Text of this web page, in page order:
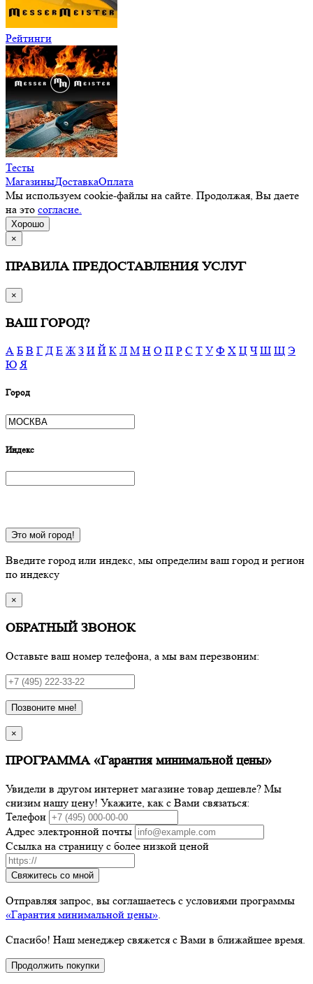
Рейтинги
Тесты
МагазиныДоставкаОплата
Мы используем cookie-файлы на сайте. Продолжая, Вы даете
на это согласие.
Хорошо
×
ПРАВИЛА ПРЕДОСТАВЛЕНИЯ УСЛУГ
×
ВАШ ГОРОД?
А Б В Г Д Е Ж З И Й К Л М Н О П Р С Т У Ф Х Ц Ч Ш Щ Э
Ю Я
Город
Индекс
Это мой город!
Введите город или индекс, мы определим ваш город и регион
по индексу
×
ОБРАТНЫЙ ЗВОНОК
Оставьте ваш номер телефона, а мы вам перезвоним:
Позвоните мне!
×
ПРОГРАММА «Гарантия минимальной цены»
Увидели в другом интернет магазине товар дешевле? Мы
снизим нашу цену! Укажите, как с Вами связаться:
Телефон
Адрес электронной почты
Ссылка на страницу с более низкой ценой
Свяжитесь со мной
Отправляя запрос, вы соглашаетесь с условиями программы
«Гарантия минимальной цены».
Спасибо! Наш менеджер свяжется с Вами в ближайшее время.
Продолжить покупки